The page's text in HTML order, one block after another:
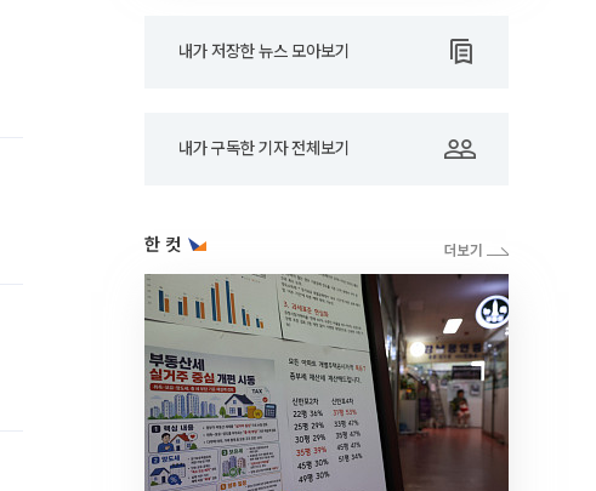
내가 저장한 뉴스 모아보기
내가 구독한 기자 전체보기
한 컷